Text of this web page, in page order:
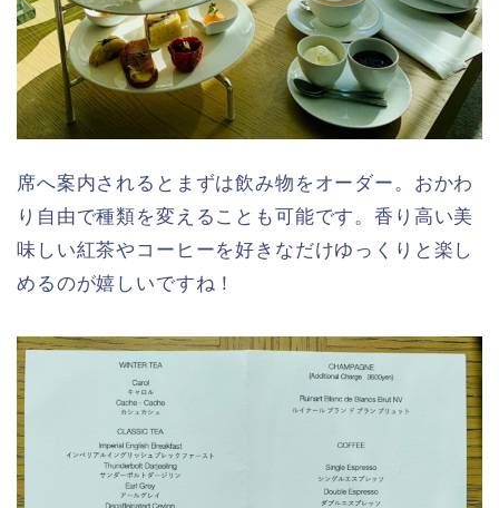
席へ案内されるとまずは飲み物をオーダー。おかわ
り自由で種類を変えることも可能です。香り高い美
味しい紅茶やコーヒーを好きなだけゆっくりと楽し
めるのが嬉しいですね！